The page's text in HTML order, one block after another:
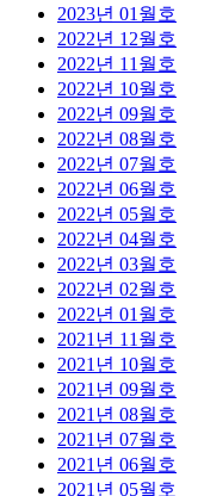
2023년 01월호
2022년 12월호
2022년 11월호
2022년 10월호
2022년 09월호
2022년 08월호
2022년 07월호
2022년 06월호
2022년 05월호
2022년 04월호
2022년 03월호
2022년 02월호
2022년 01월호
2021년 11월호
2021년 10월호
2021년 09월호
2021년 08월호
2021년 07월호
2021년 06월호
2021년 05월호